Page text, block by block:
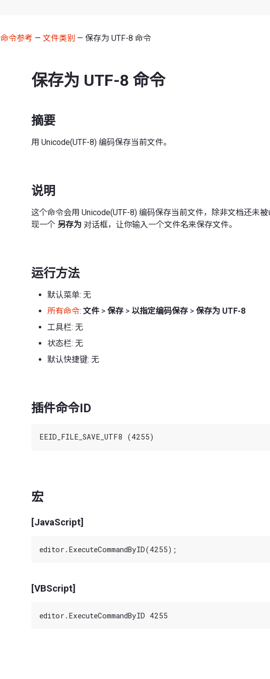
命令参考 — 文件类别 — 保存为 UTF-8 命令
保存为 UTF-8 命令
摘要
用 Unicode(UTF-8) 编码保存当前文件。
说明
这个命令会用 Unicode(UTF-8) 编码保存当前文件，除非文档还未
现一个 另存为 对话框，让你输入一个文件名来保存文件。
运行方法
默认菜单: 无
所有命令: 文件 > 保存 > 以指定编码保存 > 保存为 UTF-8
工具栏: 无
状态栏: 无
默认快捷键: 无
插件命令ID
宏
[JavaScript]
[VBScript]